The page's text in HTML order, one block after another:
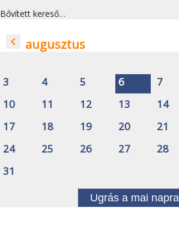
Bővített kereső…
navigate_before augusztus
3
4 5 6 7
10
11 12 13 14
17
18 19 20 21
24
25 26 27 28
31
Ugrás a mai napra